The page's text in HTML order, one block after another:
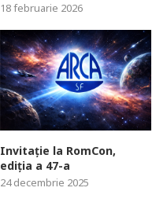
18 februarie 2026
Invitație la RomCon,
ediția a 47-a
24 decembrie 2025